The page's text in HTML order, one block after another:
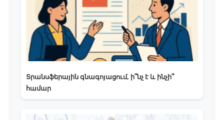
Տրանսֆերային գնագոյացում, ի՞նչ է և ինչի՞
համար